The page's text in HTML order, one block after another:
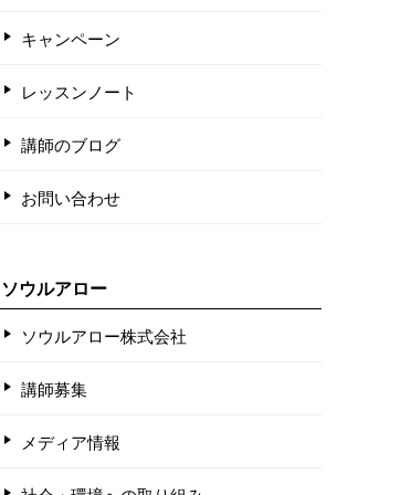
キャンペーン
レッスンノート
講師のブログ
お問い合わせ
ソウルアロー
ソウルアロー株式会社
講師募集
メディア情報